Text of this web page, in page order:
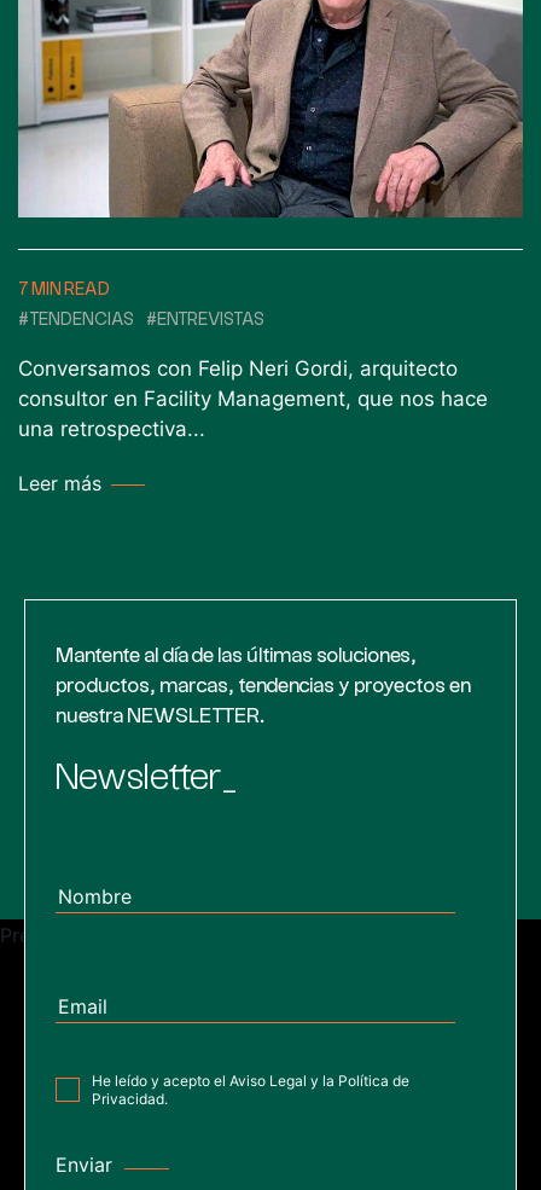
7 MIN READ
#TENDENCIAS
#ENTREVISTAS
Conversamos con Felip Neri Gordi, arquitecto
consultor en Facility Management, que nos hace
una retrospectiva...
Leer más
Previous
Mantente al día de las últimas soluciones,
productos, marcas, tendencias y proyectos en
nuestra NEWSLETTER.
Newsletter_
He leído y acepto el Aviso Legal y la Política de
Privacidad.